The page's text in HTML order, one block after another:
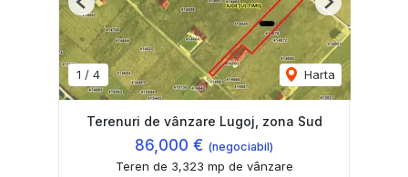
1 / 4 Harta
Previous Next
Terenuri de vânzare Lugoj, zona Sud
86,000 € (negociabil)
Teren de 3,323 mp de vânzare